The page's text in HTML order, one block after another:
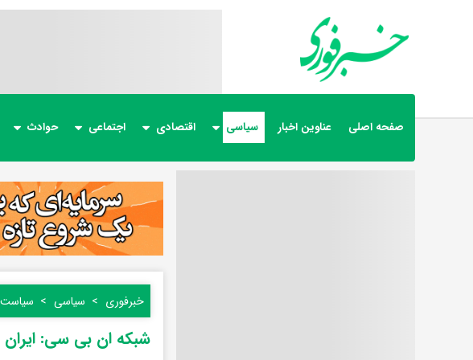
صفحه اصلی عناوین اخبار سیاسی اقتصادی اجتماعی حوادث
خبرفوری سیاسی
شبکه ان بی سی: ایران